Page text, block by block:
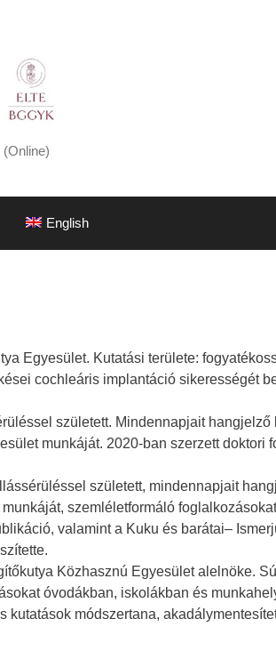
English
Egyesület. Kutatási területe:
cochleáris implantáció sikerességét
született. Mindennapjait hangjelző
munkáját. 2020-ban szerzett doktori
született, mindennapjait
szemléletformáló
valamint a Kuku és barátai–
Közhasznú Egyesület alelnöke.
óvodákban, iskolákban és
módszertana,